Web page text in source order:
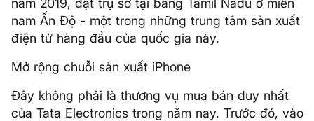
nam Ấn Độ - một trong những trung tâm sản xuất
điện tử hàng đầu của quốc gia này.
Mở rộng chuỗi sản xuất iPhone
Đây không phải là thương vụ mua bán duy nhất
của Tata Electronics trong năm nay. Trước đó, vào